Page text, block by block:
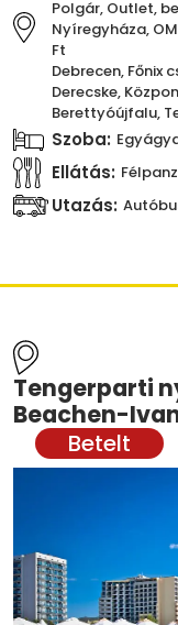
Polgár, Outlet,
Nyíregyháza,
Ft
Debrecen, Főnix
Derecske,
Berettyóújfalu,
Szoba:
Ellátás:
Utazás:
Tengerparti
Beachen-